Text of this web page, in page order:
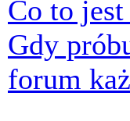
Co to
Gdy
forum